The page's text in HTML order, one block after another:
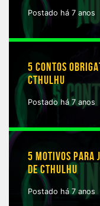
Postado há 7 anos
5 CONTOS
CTHULHU
Postado há 7 anos
5 MOTIVOS PARA
DE CTHULHU
Postado há 7 anos